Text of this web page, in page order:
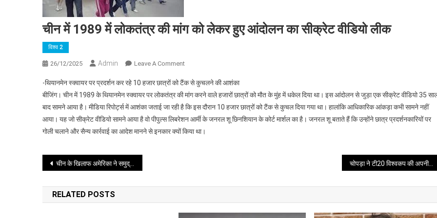
चीन में 1989 में लोकतंत्र की मांग को लेकर हुए आंदोलन का सीक्रेट वीडियो लीक
विश्व 2
26/12/2025 Admin Leave A CommentOn
में
1989
में
लोकतंत्र
की
आंदोलन
-थियानमेन स्क्वायर पर प्रदर्शन कर रहे 10 हजार छात्रों को टैंक से कुचलने की आशंका
बीजिंग। चीन में 1989 के थियानमेन स्क्वायर पर लोकतंत्र की मांग करने वाले हजारों छात्रों को मौत के मुंह में धकेल दिया था। इस आंदोलन से जुड़ा एक सीक्रेट वीडियो 35
बाद सामने आया है। मीडिया रिपोर्ट्स में आशंका जताई जा रही है कि इस दौरान 10 हजार छात्रों को टैंक से कुचल दिया गया था। हालांकि आधिकारिक आंकड़ा कभी सामने नहीं
आया। यह जो सीक्रेट वीडियो सामने आया है वो पीपुल्स लिबरेशन आर्मी के जनरल शू छिनशियान के कोर्ट मार्शल का है। जनरल शू बताते हैं कि उन्होंने छात्र प्रदर्शनकारियों पर
गोली चलाने और सैन्य कार्रवाई का आदेश मानने से इनकार क्यों किया था।
Post
navigation
चीन के खिलाफ अमेरिका ने समुद्र में उतार दिया नया घातक खामोश हथियार चोपड़ा ने टी20 विश्वकप की अपनी पसंदीदा टीम में भी शुभमन को नहीं किया शामिल
RELATED POSTS